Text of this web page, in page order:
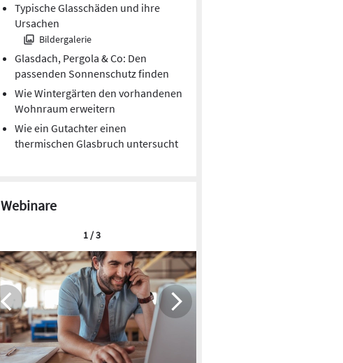
Typische Glasschäden und ihre
Ursachen
Bildergalerie
Glasdach, Pergola & Co: Den
passenden Sonnenschutz finden
Wie Wintergärten den vorhandenen
Wohnraum erweitern
Wie ein Gutachter einen
thermischen Glasbruch untersucht
Webinare
1 / 3